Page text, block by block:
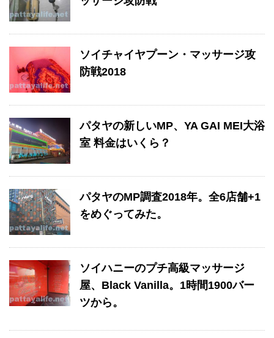
ソイチャイヤプーン・マッサージ攻
防戦2018
パタヤの新しいMP、YA GAI MEI大浴
室 料金はいくら？
パタヤのMP調査2018年。全6店舗+1
をめぐってみた。
ソイハニーのプチ高級マッサージ
屋、Black Vanilla。1時間1900バー
ツから。